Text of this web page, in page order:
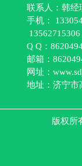
联系人：韩经
手机：
13562715306
Q Q：
邮箱：
网址：
地址：济宁市
版权所